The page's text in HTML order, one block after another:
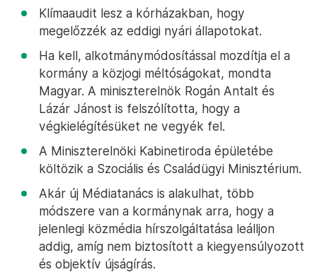
Klímaaudit lesz a kórházakban, hogy
megelőzzék az eddigi nyári állapotokat.
Ha kell, alkotmánymódosítással mozdítja el a
kormány a közjogi méltóságokat, mondta
Magyar. A miniszterelnök Rogán Antalt és
Lázár Jánost is felszólította, hogy a
végkielégítésüket ne vegyék fel.
A Miniszterelnöki Kabinetiroda épületébe
költözik a Szociális és Családügyi Minisztérium.
Akár új Médiatanács is alakulhat, több
módszere van a kormánynak arra, hogy a
jelenlegi közmédia hírszolgáltatása leálljon
addig, amíg nem biztosított a kiegyensúlyozott
és objektív újságírás.